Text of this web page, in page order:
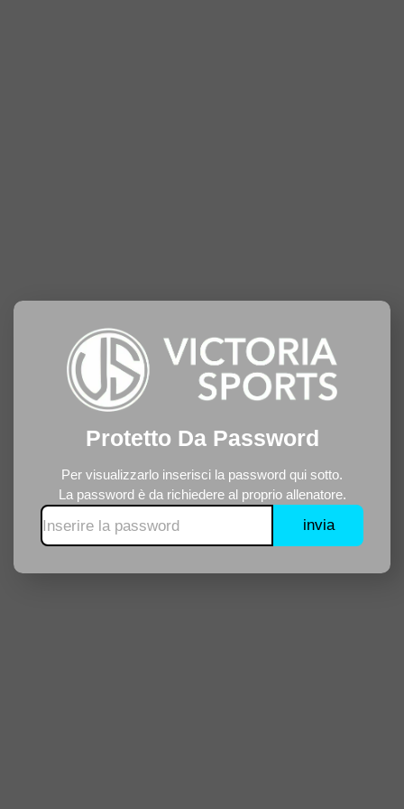
Protetto Da Password
Per visualizzarlo inserisci la password qui sotto.
La password è da richiedere al proprio allenatore.